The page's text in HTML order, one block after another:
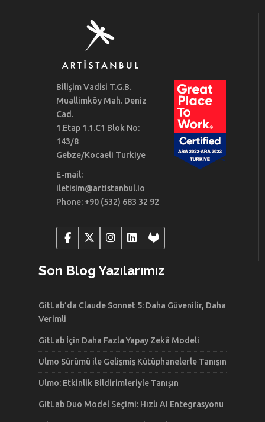
Bilişim Vadisi T.G.B.
Muallimköy Mah. Deniz
Cad.
1.Etap 1.1.C1 Blok No:
143/8
Gebze/Kocaeli Turkiye
E-mail:
iletisim@artistanbul.io
Phone: +90 (532) 683 32 92
Son Blog Yazılarımız
GitLab’da Claude Sonnet 5: Daha Güvenilir, Daha
Verimli
GitLab İçin Daha Fazla Yapay Zekâ Modeli
Ulmo Sürümü ile Gelişmiş Kütüphanelerle Tanışın
Ulmo: Etkinlik Bildirimleriyle Tanışın
GitLab Duo Model Seçimi: Hızlı AI Entegrasyonu